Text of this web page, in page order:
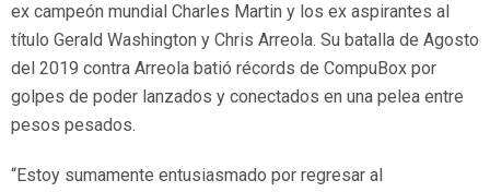
ex campeón mundial Charles Martin y los ex aspirantes al
título Gerald Washington y Chris Arreola. Su batalla de Agosto
del 2019 contra Arreola batió récords de CompuBox por
golpes de poder lanzados y conectados en una pelea entre
pesos pesados.
“Estoy sumamente entusiasmado por regresar al